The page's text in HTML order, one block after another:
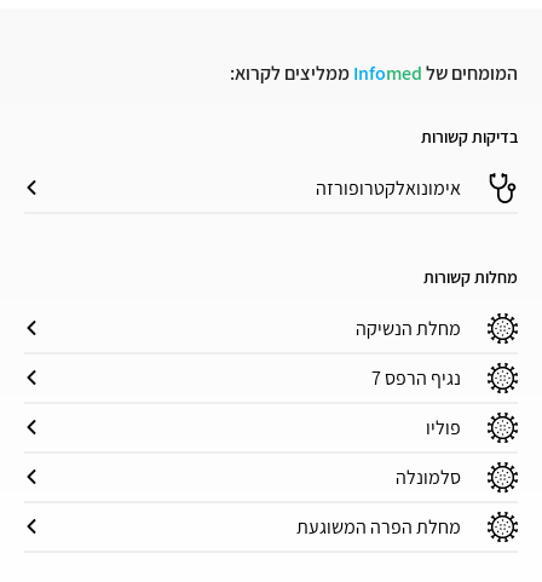
המומחים של Infomed ממליצים לקרוא:
בדיקות קשורות
אימונואלקטרופורזה
מחלות קשורות
מחלת הנשיקה
נגיף הרפס 7
פוליו
סלמונלה
מחלת הפרה המשוגעת